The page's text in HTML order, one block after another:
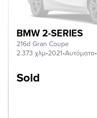
BMW 2-SERIES
216d Gran Coupe
2.373 χλμ•2021•Αυτόματο•
Sold